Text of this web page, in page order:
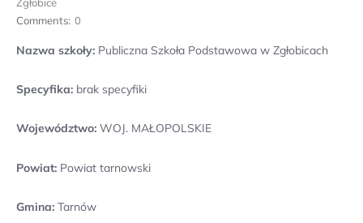
Comments: 0
Nazwa szkoły: Publiczna Szkoła Podstawowa w Zgłobicach
Specyfika: brak specyfiki
Województwo: WOJ. MAŁOPOLSKIE
Powiat: Powiat tarnowski
Gmina: Tarnów